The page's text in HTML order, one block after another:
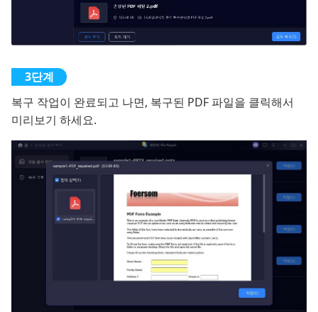
복구 작업이 완료되고 나면, 복구된 PDF 파일을 클릭해서
미리보기 하세요.